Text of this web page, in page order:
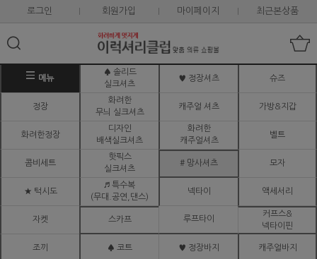
로그인 회원가입 마이페이지 최근본상품
메뉴
♠ 솔리드
실크셔츠
♥ 정장셔츠 슈즈
정장
화려한
무늬 실크셔츠
캐주얼 셔츠 가방&지갑
화려한정장
디자인
배색실크셔츠
화려한
캐주얼셔츠
벨트
콤비세트
핫픽스
실크셔츠
# 망사셔츠 모자
★ 턱시도
♬ 특수복
(무대.공연,댄스)
넥타이 액세서리
자켓 스카프 루프타이
커프스&
넥타이핀
조끼 ♠ 코트 ♥ 정장바지 캐주얼바지